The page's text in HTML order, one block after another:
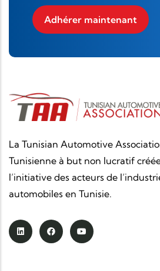
Adhérer maintenant
La Tunisian Automotive
Tunisienne à but non lucratif
l’initiative des acteurs de
automobiles en Tunisie.